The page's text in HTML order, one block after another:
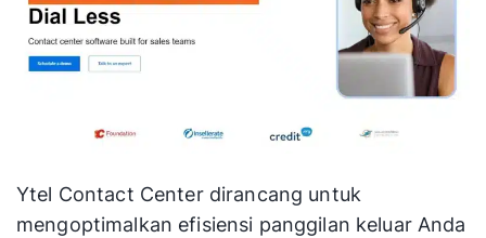
Ytel Contact Center dirancang untuk
mengoptimalkan efisiensi panggilan keluar Anda